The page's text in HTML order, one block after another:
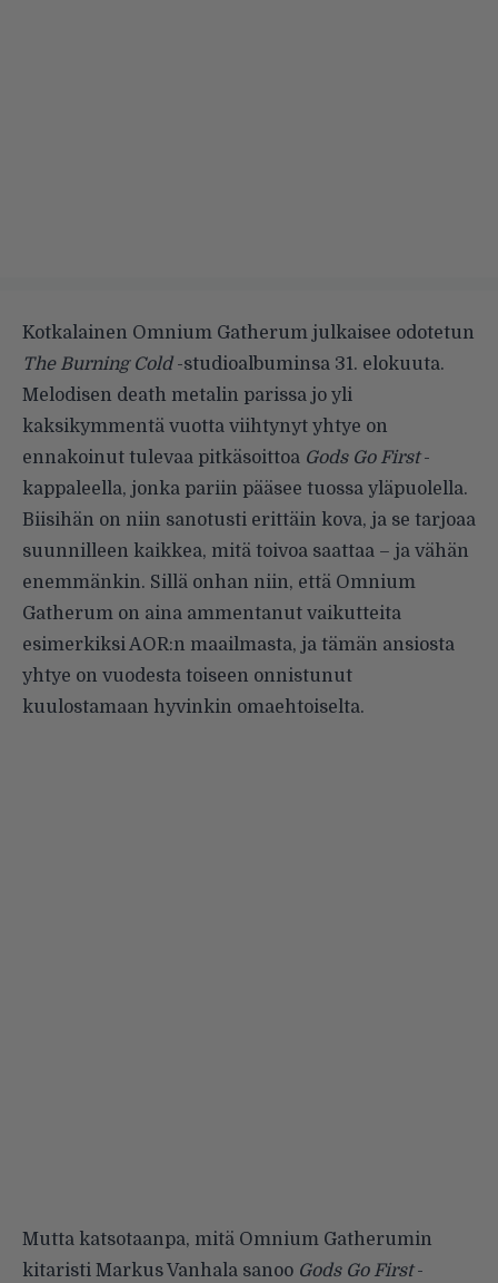
Kotkalainen Omnium Gatherum julkaisee odotetun
The Burning Cold-studioalbuminsa 31. elokuuta.
Melodisen death metalin parissa jo yli
kaksikymmentä vuotta viihtynyt yhtye on
ennakoinut tulevaa pitkäsoittoa Gods Go First-
kappaleella, jonka pariin pääsee tuossa yläpuolella.
Biisihän on niin sanotusti erittäin kova, ja se tarjoaa
suunnilleen kaikkea, mitä toivoa saattaa – ja vähän
enemmänkin. Sillä onhan niin, että Omnium
Gatherum on aina ammentanut vaikutteita
esimerkiksi AOR:n maailmasta, ja tämän ansiosta
yhtye on vuodesta toiseen onnistunut
kuulostamaan hyvinkin omaehtoiselta.
Mutta katsotaanpa, mitä Omnium Gatherumin
kitaristi Markus Vanhala sanoo Gods Go First-